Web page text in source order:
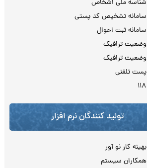
شناسه ملی اشخاص
سامانه تشخیص کد پستی
سامانه ثبت احوال
وضعیت ترافیک
وضعیت ترافیک
پست تلفنی
۱۱۸
تولید کنندگان نرم افزار
بهینه کار نو آور
همکاران سیستم